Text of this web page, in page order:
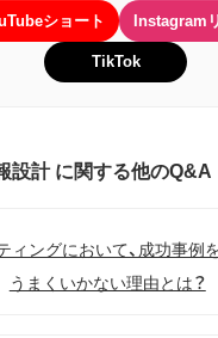
ショート Instagram
TikTok
設計 に関する他のQ&A
ィングにおいて、成功事例
うまくいかない理由とは？